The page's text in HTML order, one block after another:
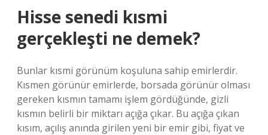
Hisse senedi kısmi
gerçekleşti ne demek?
Bunlar kısmi görünüm koşuluna sahip emirlerdir.
Kısmen görünür emirlerde, borsada görünür olması
gereken kısmın tamamı işlem gördüğünde, gizli
kısmın belirli bir miktarı açığa çıkar. Bu açığa çıkan
kısım, açılış anında girilen yeni bir emir gibi, fiyat ve